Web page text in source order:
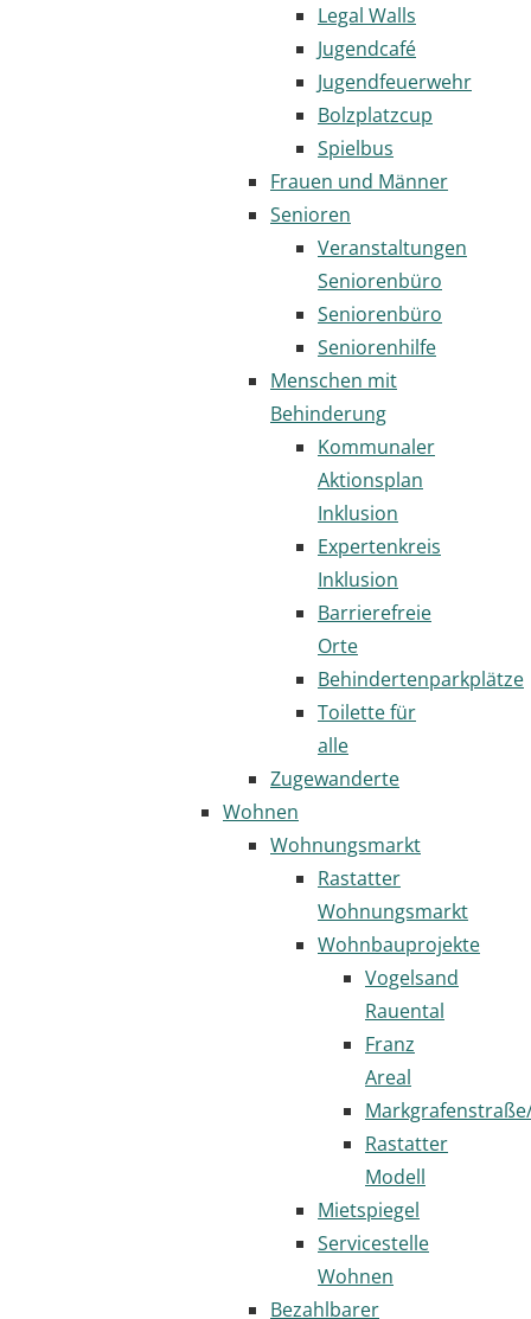
Legal Walls
Jugendcafé
Jugendfeuerwehr
Bolzplatzcup
Spielbus
Frauen und Männer
Senioren
Veranstaltungen
Seniorenbüro
Seniorenbüro
Seniorenhilfe
Menschen mit
Behinderung
Kommunaler
Aktionsplan
Inklusion
Expertenkreis
Inklusion
Barrierefreie
Orte
Behindertenparkplätze
Toilette für
alle
Zugewanderte
Wohnen
Wohnungsmarkt
Rastatter
Wohnungsmarkt
Wohnbauprojekte
Vogelsand
Rauental
Franz
Areal
Rastatter
Modell
Mietspiegel
Servicestelle
Wohnen
Bezahlbarer